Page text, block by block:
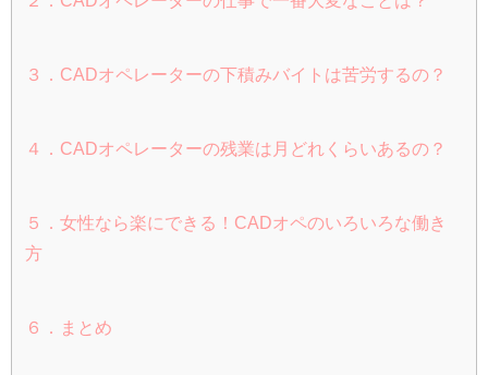
３．CADオペレーターの下積みバイトは苦労するの？
４．CADオペレーターの残業は月どれくらいあるの？
５．女性なら楽にできる！CADオペのいろいろな働き
方
６．まとめ